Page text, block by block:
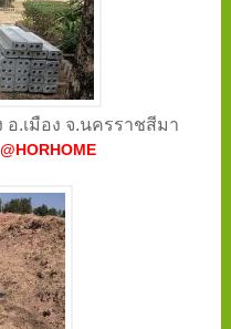
อ.เมือง จ.นครราชสีมา
@HORHOME